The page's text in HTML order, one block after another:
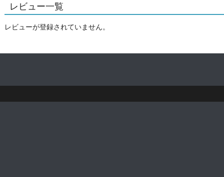
レビュー一覧
レビューが登録されていません。